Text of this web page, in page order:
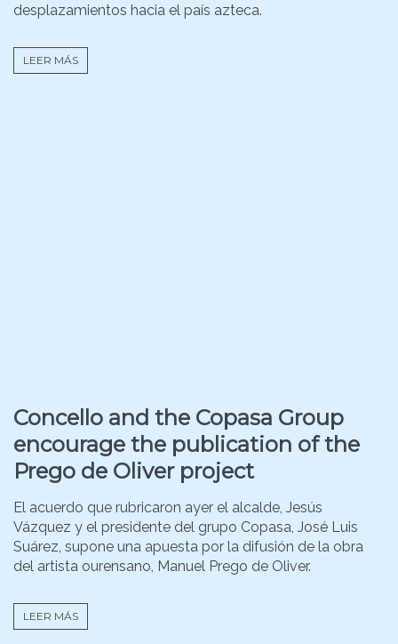
desplazamientos hacia el país azteca.
LEER MÁS
Concello and the Copasa Group
encourage the publication of the
Prego de Oliver project
El acuerdo que rubricaron ayer el alcalde, Jesús
Vázquez y el presidente del grupo Copasa, José Luis
Suárez, supone una apuesta por la difusión de la obra
del artista ourensano, Manuel Prego de Oliver.
LEER MÁS